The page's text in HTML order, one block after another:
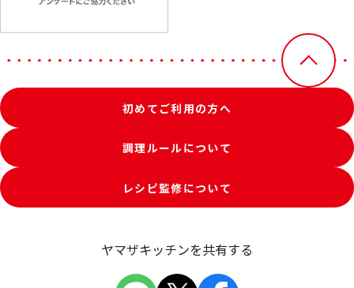
初めてご利用の方へ
調理ルールについて
レシピ監修について
ヤマザキッチンを共有する